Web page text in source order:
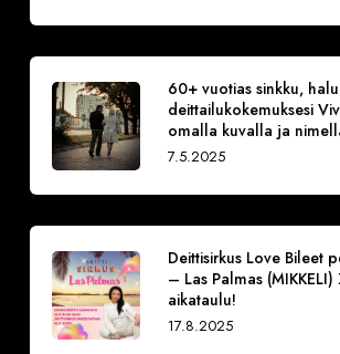
60+ vuotias sinkku,
deittailukokemuksesi
omalla kuvalla ja
7.5.2025
Deittisirkus Love Bileet
– Las Palmas (MIKKELI)
aikataulu!
17.8.2025